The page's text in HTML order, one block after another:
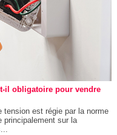
il obligatoire pour vendre
tension est régie par la norme
principalement sur la